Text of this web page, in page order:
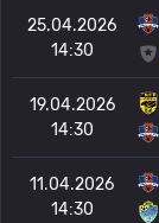
25.04.2026
14:30
19.04.2026
14:30
11.04.2026
14:30